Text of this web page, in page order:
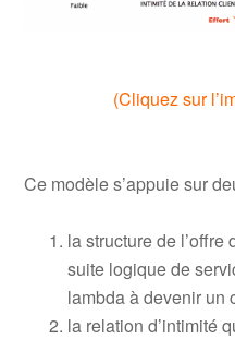
(Cliquez sur
Ce modèle s’appuie sur
la structure de
suite logique de
lambda à devenir un
la relation d’intimité